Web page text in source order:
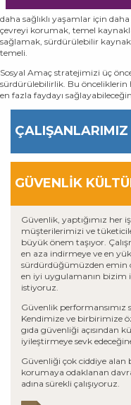
sorumlu bir şekilde yapmaya
daha sağlıklı yaşamlar için
çevreyi korumak, temel
sağlamak, sürdürülebilir
temeli.
Sosyal Amaç stratejimizi üç
sürdürülebilirlik. Bu
en fazla faydayı
ÇALIŞANLARIMIZ
GÜVENLİK
Güvenlik, yaptığımız her
müşterilerimizi ve
büyük önem taşıyor.
en aza indirmeye ve en
sürdürdüğümüzden emin
en iyi uygulamanın bizim
istiyoruz.
Güvenlik performansımız
Kendimize ve birbirimize
gıda güvenliği açısından
iyileştirmeye sevk
Güvenliği çok ciddiye alan
korumaya odaklanan
adına sürekli çalışıyoruz.